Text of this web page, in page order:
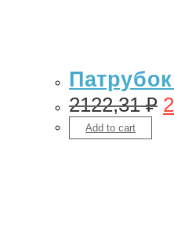
2122,31₽
Add to cart